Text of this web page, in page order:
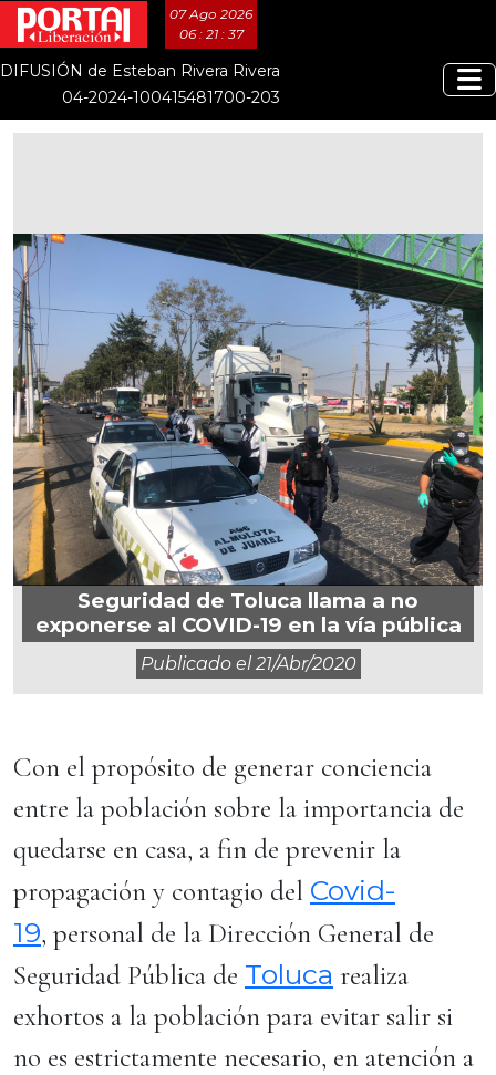
07 Ago 2026
06 : 21 : 37
DIFUSIÓN de Esteban Rivera Rivera
04-2024-100415481700-203
Seguridad de Toluca llama a no
exponerse al COVID-19 en la vía pública
Publicado el21/abr/2020
Con el propósito de generar conciencia
entre la población sobre la importancia de
quedarse en casa, a fin de prevenir la
propagación y contagio del Covid-
19, personal de la Dirección General de
Seguridad Pública de Toluca realiza
exhortos a la población para evitar salir si
no es estrictamente necesario, en atención a